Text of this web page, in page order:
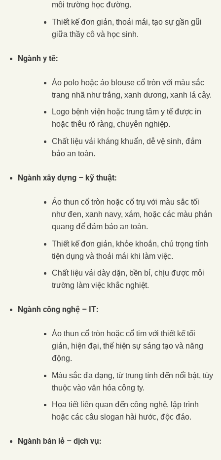
môi trường học đường.
Thiết kế đơn giản, thoải mái, tạo sự gần gũi
giữa thầy cô và học sinh.
Ngành y tế:
Áo polo hoặc áo blouse cổ tròn với màu sắc
trang nhã như trắng, xanh dương, xanh lá cây.
Logo bệnh viện hoặc trung tâm y tế được in
hoặc thêu rõ ràng, chuyên nghiệp.
Chất liệu vải kháng khuẩn, dễ vệ sinh, đảm
bảo an toàn.
Ngành xây dựng – kỹ thuật:
Áo thun cổ tròn hoặc cổ trụ với màu sắc tối
như đen, xanh navy, xám, hoặc các màu phản
quang để đảm bảo an toàn.
Thiết kế đơn giản, khỏe khoắn, chú trọng tính
tiện dụng và thoải mái khi làm việc.
Chất liệu vải dày dặn, bền bỉ, chịu được môi
trường làm việc khắc nghiệt.
Ngành công nghệ – IT:
Áo thun cổ tròn hoặc cổ tim với thiết kế tối
giản, hiện đại, thể hiện sự sáng tạo và năng
động.
Màu sắc đa dạng, từ trung tính đến nổi bật, tùy
thuộc vào văn hóa công ty.
Họa tiết liên quan đến công nghệ, lập trình
hoặc các câu slogan hài hước, độc đáo.
Ngành bán lẻ – dịch vụ: